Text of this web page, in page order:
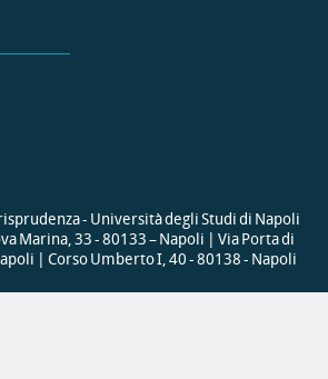
- Università degli Studi di Napoli
Marina, 33 - 80133 – Napoli | Via Porta di
| Corso Umberto I, 40 - 80138 - Napoli